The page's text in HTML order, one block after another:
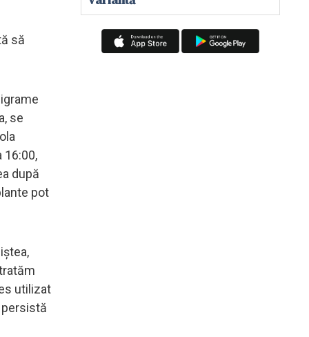
să
se
16:00,
după
pot
utilizat